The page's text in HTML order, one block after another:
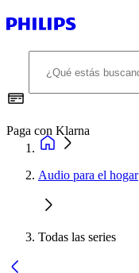
Paga con Klarna
Audio para el hogar
Todas las series